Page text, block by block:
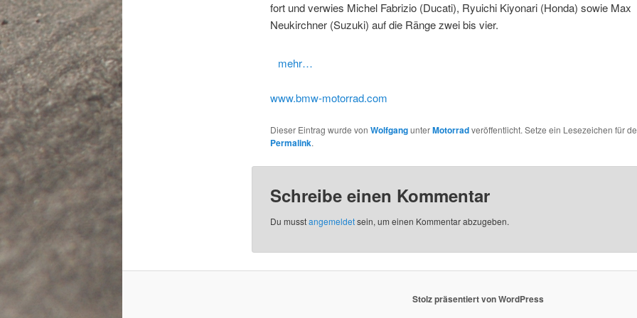
fort und verwies Michel Fabrizio (Ducati), Ryuichi Kiyonari (Honda) sowie Max
Neukirchner (Suzuki) auf die Ränge zwei bis vier.
mehr…
www.bmw-motorrad.com
Dieser Eintrag wurde von WolfgangunterMotorradveröffentlicht. Setze ein Lesezeichen für
Permalink.
Schreibe einen Kommentar
Du musstangemeldetsein, um einen Kommentar abzugeben.
Stolz präsentiert von WordPress